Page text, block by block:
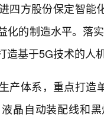
四方股份保定智
化的制造水平。落
造基于5G技术的人
产体系，重点打造
晶自动装配线和